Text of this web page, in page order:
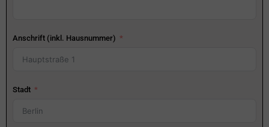
Anschrift (inkl. Hausnummer)
Stadt